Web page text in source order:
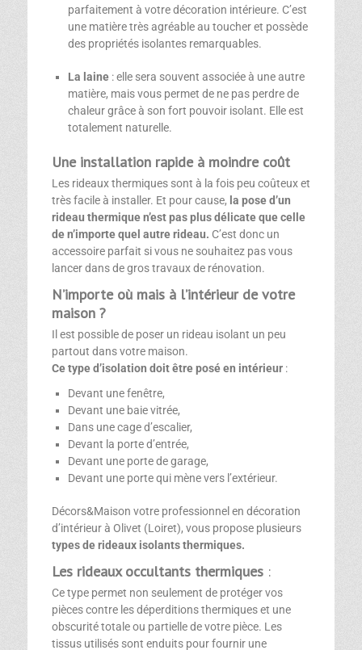
parfaitement à votre décoration intérieure. C’est
une matière très agréable au toucher et possède
des propriétés isolantes remarquables.
La laine : elle sera souvent associée à une autre
matière, mais vous permet de ne pas perdre de
chaleur grâce à son fort pouvoir isolant. Elle est
totalement naturelle.
Une installation rapide à moindre coût
Les rideaux thermiques sont à la fois peu coûteux et
très facile à installer. Et pour cause, la pose d’un
rideau thermique n’est pas plus délicate que celle
de n’importe quel autre rideau. C’est donc un
accessoire parfait si vous ne souhaitez pas vous
lancer dans de gros travaux de rénovation.
N’importe où mais à l’intérieur de votre
maison ?
Il est possible de poser un rideau isolant un peu
partout dans votre maison.
Ce type d’isolation doit être posé en intérieur :
Devant une fenêtre,
Devant une baie vitrée,
Dans une cage d’escalier,
Devant la porte d’entrée,
Devant une porte de garage,
Devant une porte qui mène vers l’extérieur.
Décors&Maison votre professionnel en décoration
d’intérieur à Olivet (Loiret), vous propose plusieurs
types de rideaux isolants thermiques.
Les rideaux occultants thermiques :
Ce type permet non seulement de protéger vos
pièces contre les déperditions thermiques et une
obscurité totale ou partielle de votre pièce. Les
tissus utilisés sont enduits pour fournir une